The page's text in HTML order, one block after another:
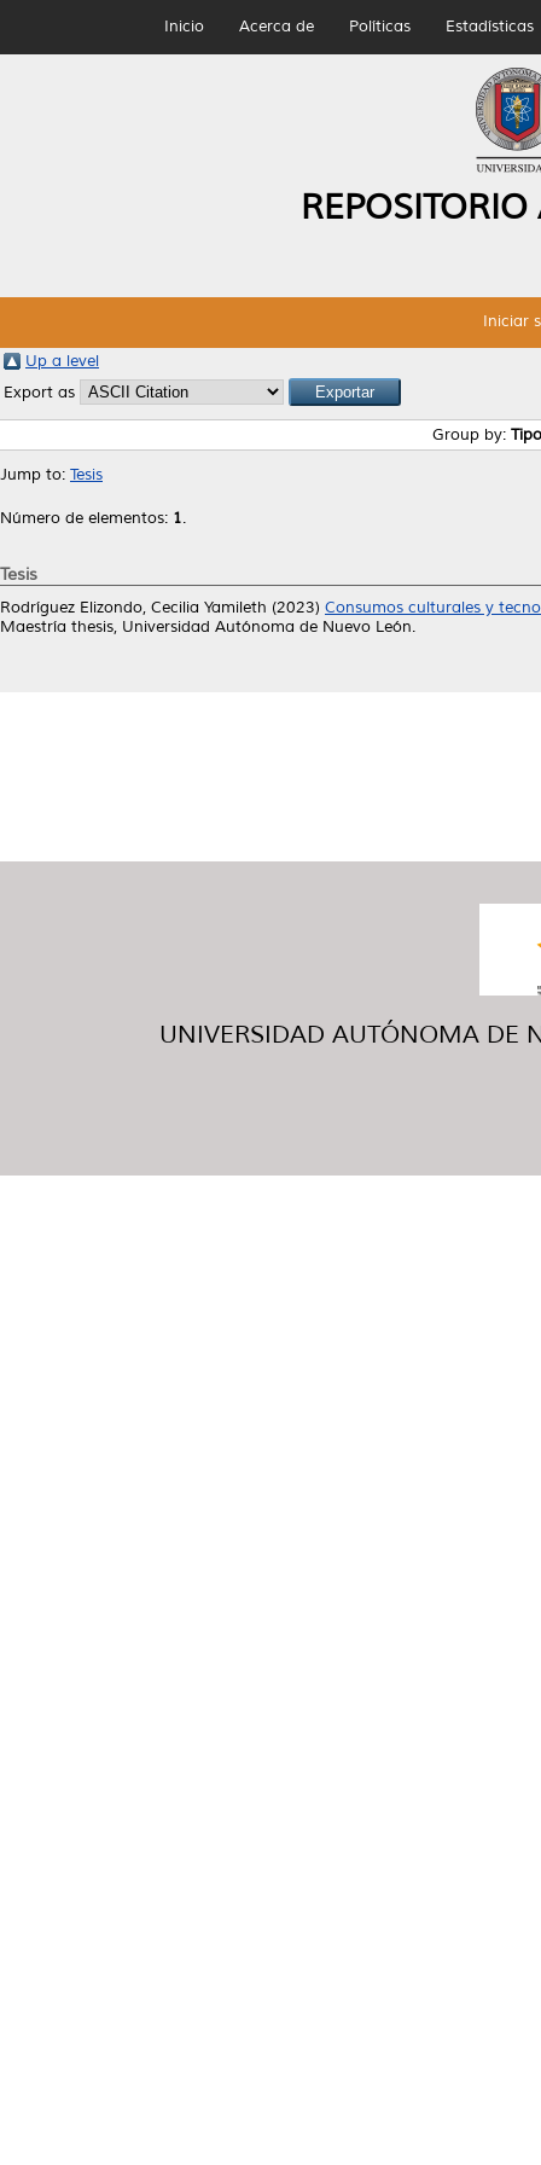
Inicio Acerca de Políticas Estadísticas
Iniciar
Up a level
Export as
Group by:
Jump to: Tesis
Número de elementos: 1.
Tesis
Rodríguez Elizondo, Cecilia Yamileth (2023) Consumos culturales y
Maestría thesis, Universidad Autónoma de Nuevo León.
UNIVERSIDAD AUTÓNOMA DE